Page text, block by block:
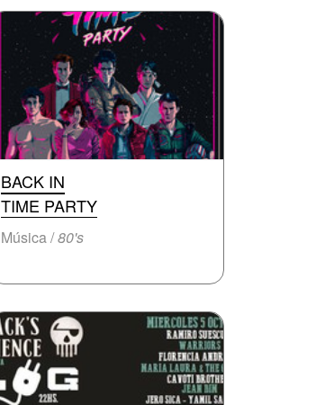
BACK IN
TIME PARTY
Música /80's